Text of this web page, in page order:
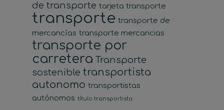
de transporte tarjeta transporte
transporte transporte de
mercancías transporte mercancias
transporte por
carretera Transporte
sostenible transportista
autonomo transportistas
autónomos título transportista